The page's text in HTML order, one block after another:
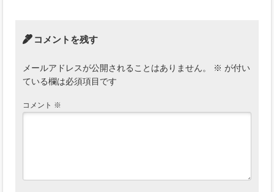
コメントを残す
メールアドレスが公開されることはありません。 ※ が付い
ている欄は必須項目です
コメント ※